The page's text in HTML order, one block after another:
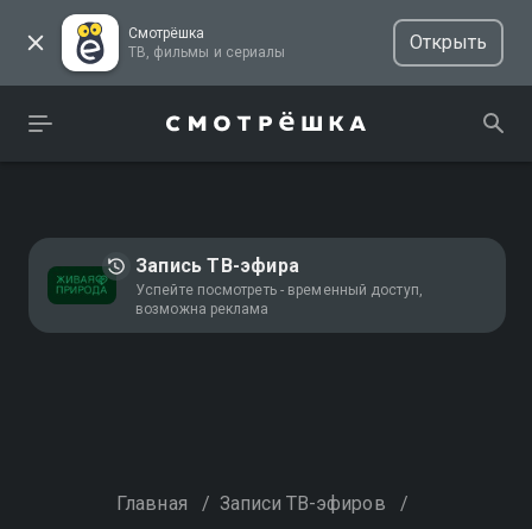
Смотрёшка
ТВ, фильмы и сериалы
Открыть
Запись ТВ-эфира
Успейте посмотреть - временный доступ,
возможна реклама
Главная / Записи ТВ-эфиров /